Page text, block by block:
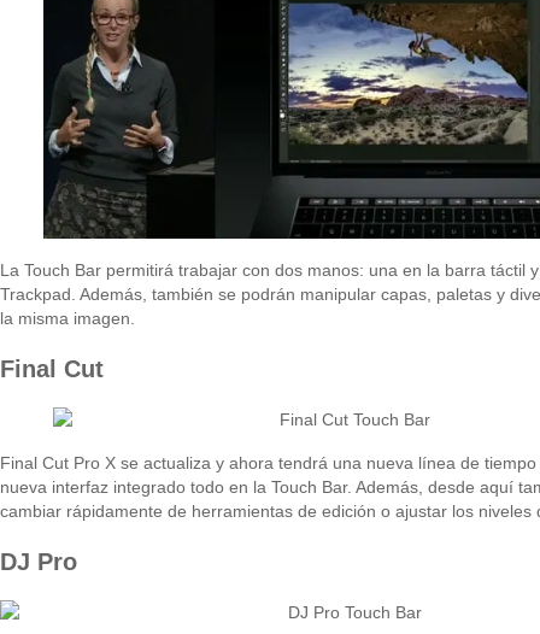
La Touch Bar permitirá trabajar con dos manos: una en la barra táctil
Trackpad. Además, también se podrán manipular capas, paletas y
la misma imagen.
Final Cut
Final Cut Pro X se actualiza y ahora tendrá una nueva línea de
nueva interfaz integrado todo en la Touch Bar. Además, desde aquí
cambiar rápidamente de herramientas de edición o ajustar los niveles
DJ Pro